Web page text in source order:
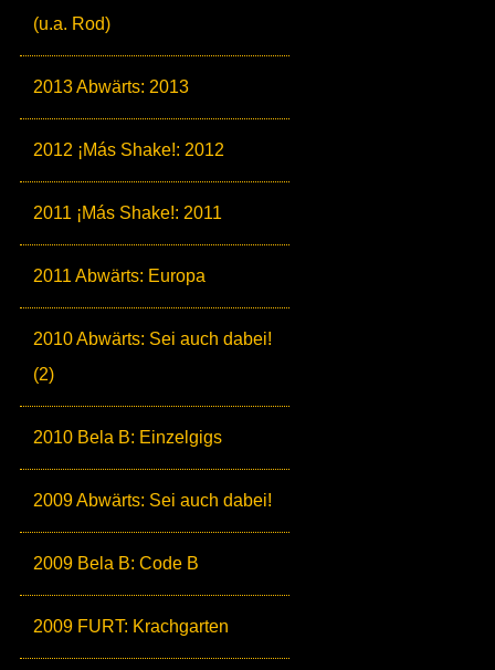
(u.a. Rod)
2013 Abwärts: 2013
2012 ¡Más Shake!: 2012
2011 ¡Más Shake!: 2011
2011 Abwärts: Europa
2010 Abwärts: Sei auch dabei!
(2)
2010 Bela B: Einzelgigs
2009 Abwärts: Sei auch dabei!
2009 Bela B: Code B
2009 FURT: Krachgarten